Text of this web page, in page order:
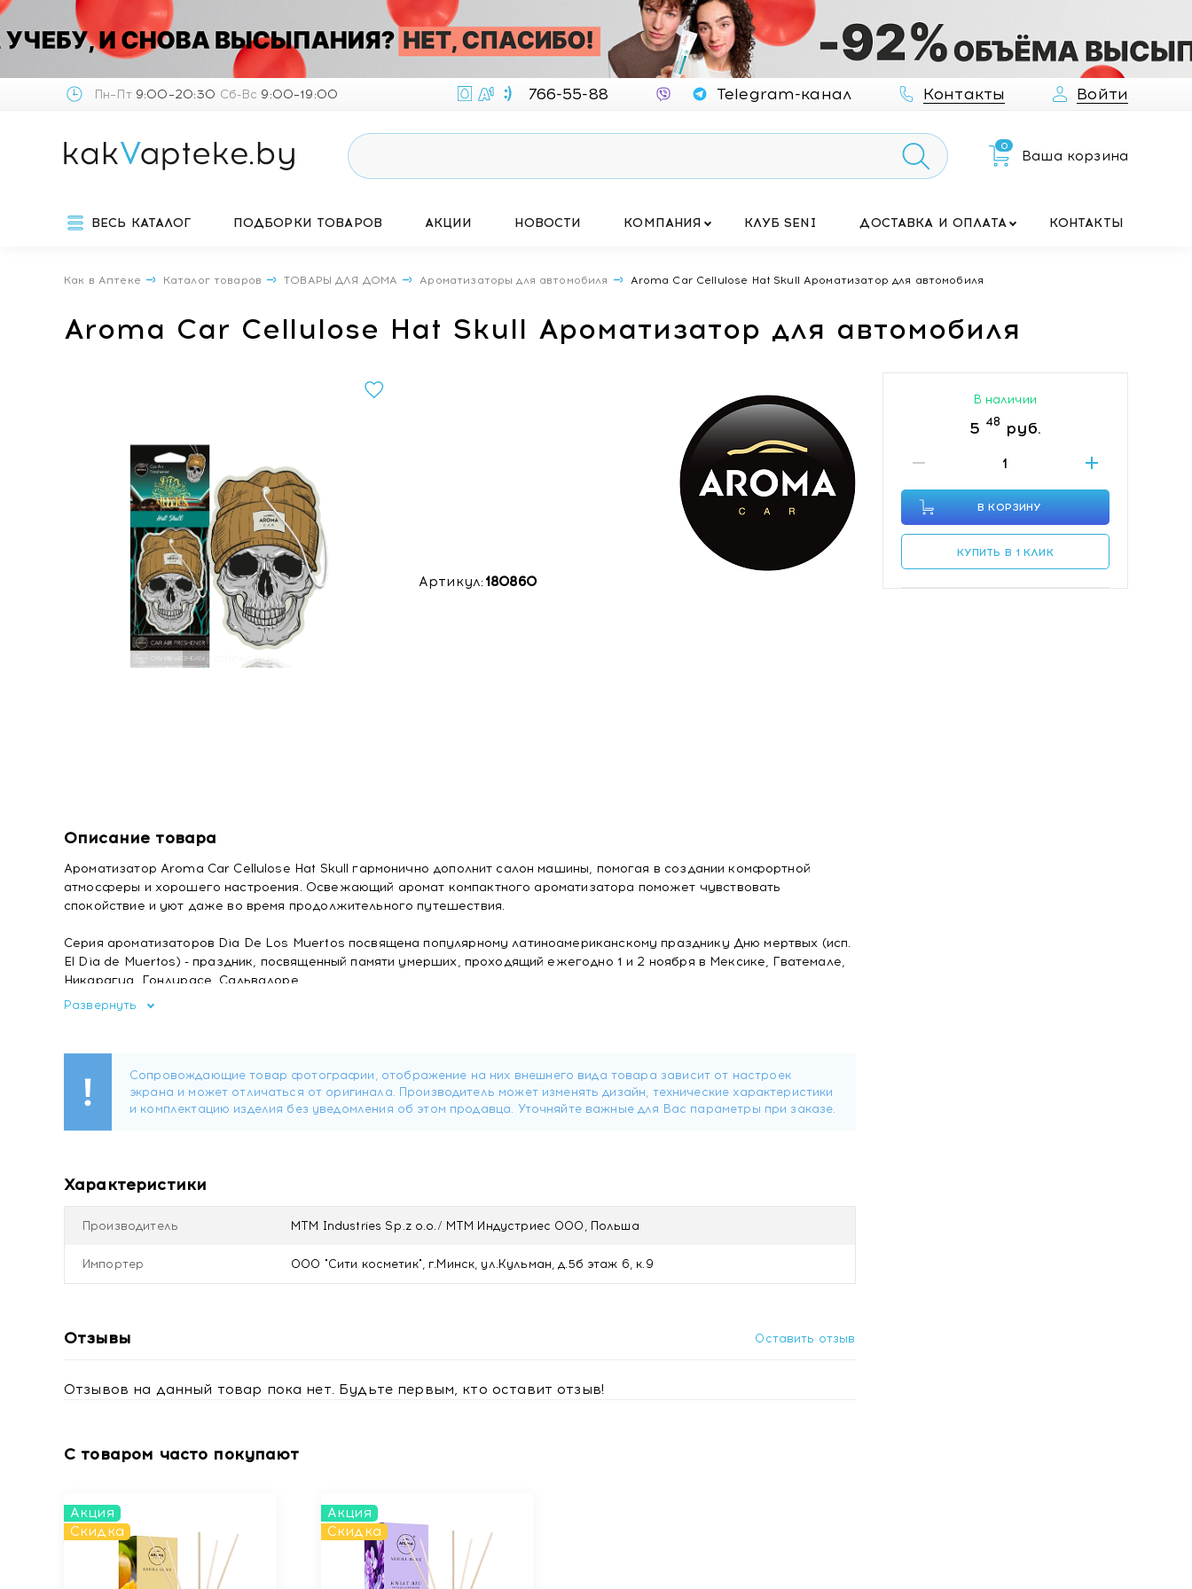
Пн–Пт9:00–20:30 Сб-Вс 9:00–19:00 766-55-88 Telegram-канал Контакты Войти
0
Ваша корзина
ВЕСЬ КАТАЛОГ ПОДБОРКИ ТОВАРОВ АКЦИИ НОВОСТИ КОМПАНИЯ КЛУБ SENI ДОСТАВКА И ОПЛАТА КОНТАКТЫ
Как в Аптеке Каталог товаров ТОВАРЫ ДЛЯ ДОМА Ароматизаторы для автомобиля Aroma Car Cellulose Hat Skull Ароматизатор для автомобиля
Aroma Car Cellulose Hat Skull Ароматизатор для автомобиля
Артикул:180860
Описание товара
Ароматизатор Aroma Car Cellulose Hat Skull гармонично дополнит салон машины, помогая в создании комфортной
атмосферы и хорошего настроения. Освежающий аромат компактного ароматизатора поможет чувствовать
спокойствие и уют даже во время продолжительного путешествия.
Серия ароматизаторов Dia De Los Muertos посвящена популярному латиноамериканскому празднику Дню мертвых (исп.
El Dia de Muertos) - праздник, посвященный памяти умерших, проходящий ежегодно 1 и 2 ноября в Мексике, Гватемале,
Никарагуа, Гондурасе, Сальвадоре.
повесить на зеркало заднего вида или крепление солнцезащитного козырька, где он не будет загораживать обзор или
другим образом мешать управлению автомобилем.
Обладает приятным и расслабляющим ароматом, который способствует повышению комфорта, при этом не нарушает
концентрацию. Устраняет неприятные запахи. Не вызывает раздражения дыхательных путей или аллергических
Использование:
Выньте подвеску из плёнки. Повесьте изделие на салонное зеркало заднего вида и наслаждайтесь выбранным
ароматом.
Купить Aroma Car Cellulose Hat Skull Ароматизатор для автомобиля с доставкой в Минске
Развернуть
Характеристики
Производитель MTM Industries Sp.z o.o./ МТМ Индустриес ООО, Польша
Импортер ООО "Сити косметик", г.Минск, ул.Кульман, д.5б этаж 6, к.9
Отзывы Оставить отзыв
Отзывов на данный товар пока нет. Будьте первым, кто оставит отзыв!
С товаром часто покупают
Акция
Скидка
Акция
Скидка
В наличии
5 48 руб.
В КОРЗИНУ
КУПИТЬ В 1 КЛИК